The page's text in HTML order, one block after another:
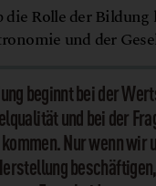
Rolle der Bildung
und der
beginnt bei der
und bei der
Nur wenn wir